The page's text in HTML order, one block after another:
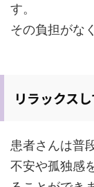
す。
その負担がな
リラックス
患者さんは普
不安や孤独感